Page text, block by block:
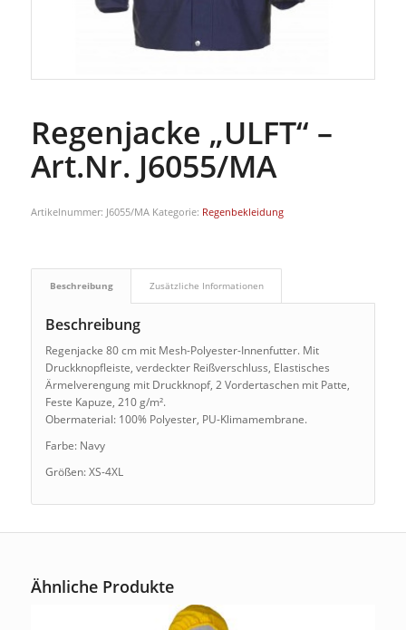
Regenjacke „ULFT“ –
Art.Nr. J6055/MA
Artikelnummer: J6055/MA Kategorie: Regenbekleidung
Beschreibung Zusätzliche Informationen
Beschreibung
Regenjacke 80 cm mit Mesh-Polyester-Innenfutter. Mit
Druckknopfleiste, verdeckter Reißverschluss, Elastisches
Ärmelverengung mit Druckknopf, 2 Vordertaschen mit Patte,
Feste Kapuze, 210 g/m².
Obermaterial: 100% Polyester, PU-Klimamembrane.
Farbe: Navy
Größen: XS-4XL
Ähnliche Produkte